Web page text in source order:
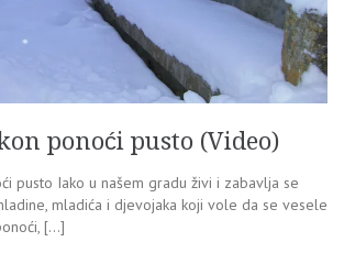
ponoći pusto (Video)
pusto Iako u našem gradu živi i zabavlja se
mladića i djevojaka koji vole da se vesele
[…]